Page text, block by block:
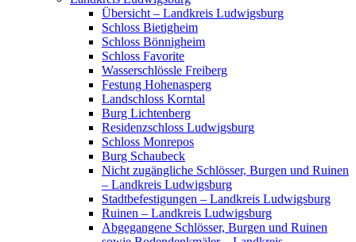
Übersicht – Landkreis Ludwigsburg
Schloss Bietigheim
Schloss Bönnigheim
Schloss Favorite
Wasserschlössle Freiberg
Festung Hohenasperg
Landschloss Korntal
Burg Lichtenberg
Residenzschloss Ludwigsburg
Schloss Monrepos
Burg Schaubeck
Nicht zugängliche Schlösser, Burgen und Ruinen
– Landkreis Ludwigsburg
Stadtbefestigungen – Landkreis Ludwigsburg
Ruinen – Landkreis Ludwigsburg
Abgegangene Schlösser, Burgen und Ruinen